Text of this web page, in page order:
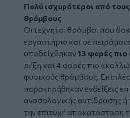
Πολύ ισχυρότεροι από
θρόμβους
Οι τεχνητοί θρόμβοι που
εργαστήριο και σε
αποδείχθηκαν 13 φορές πιο
ρήξη και 4 φορές πιο
φυσικούς θρόμβους.
παρατηρήθηκαν ενδείξεις
ανοσολογικής αντίδρασης ή
την επιτυχή αποκατάσταση